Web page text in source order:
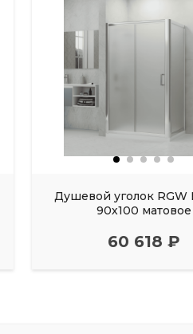
Душевой уголок RGW
90х100 матовое
60 618 ₽